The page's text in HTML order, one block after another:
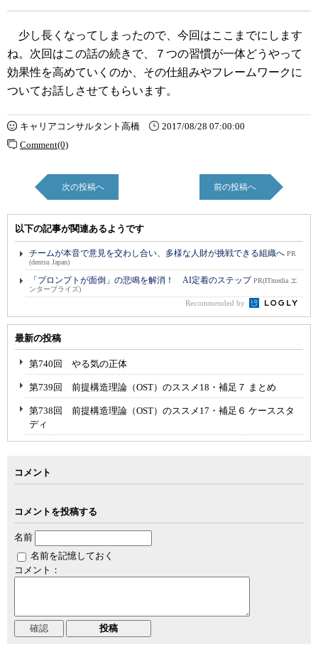
少し長くなってしまったので、今回はここまでにします
ね。次回はこの話の続きで、７つの習慣が一体どうやって
効果性を高めていくのか、その仕組みやフレームワークに
ついてお話しさせてもらいます。
キャリアコンサルタント高橋
2017/08/28 07:00:00
Comment(0)
次の投稿へ 前の投稿へ
以下の記事が関連あるようです
チームが本音で意見を交わし合い、多様な人財が挑戦できる組織へ PR
(dentsu Japan)
「プロンプトが面倒」の悲鳴を解消！ AI定着のステップPR(ITmedia エ
ンタープライズ)
Recommended by
最新の投稿
第740回 やる気の正体
第739回 前提構造理論（OST）のススメ18・補足７ まとめ
第738回 前提構造理論（OST）のススメ17・補足６ ケーススタ
ディ
コメント
コメントを投稿する
名前
名前を記憶しておく
コメント：